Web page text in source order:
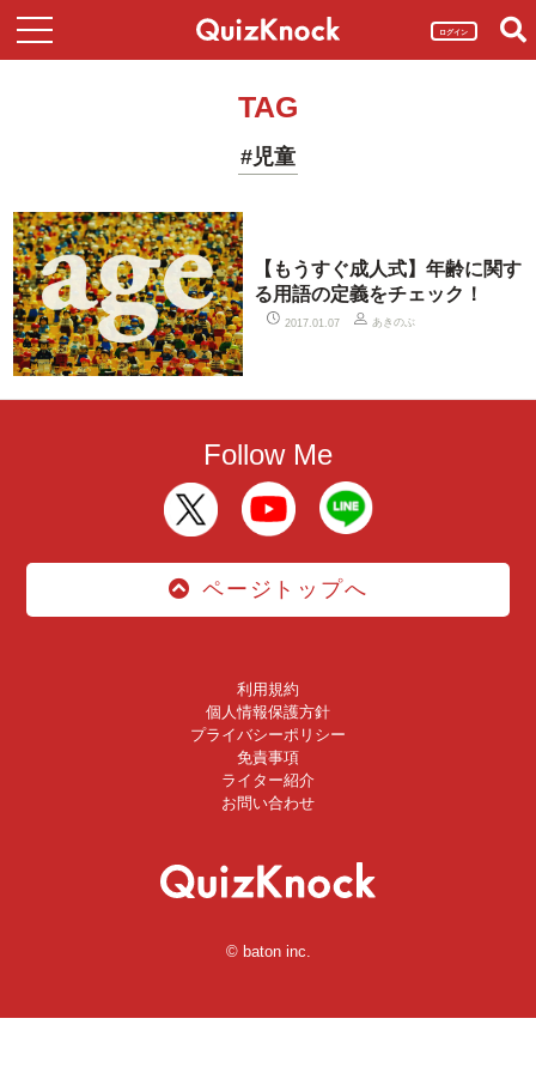
ログイン
TAG
#児童
【もうすぐ成人式】年齢に関す
る用語の定義をチェック！
2017.01.07 あきのぶ
Follow Me
ページトップへ
利用規約
個人情報保護方針
プライバシーポリシー
免責事項
ライター紹介
お問い合わせ
© baton inc.